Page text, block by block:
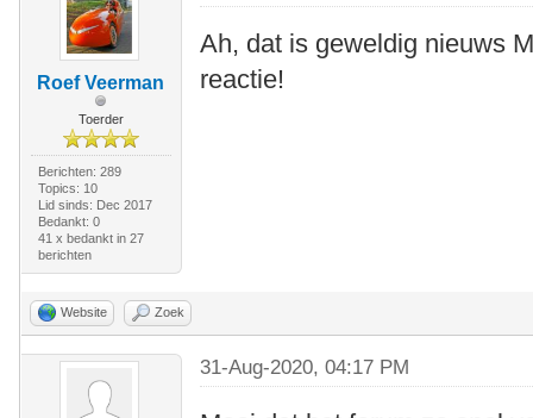
Roef Veerman
Toerder
Berichten: 289
Topics: 10
Lid sinds: Dec 2017
Bedankt: 0
41 x bedankt in 27
berichten
Ah, dat is geweldig nieuws
reactie!
Website Zoek
31-Aug-2020, 04:17 PM